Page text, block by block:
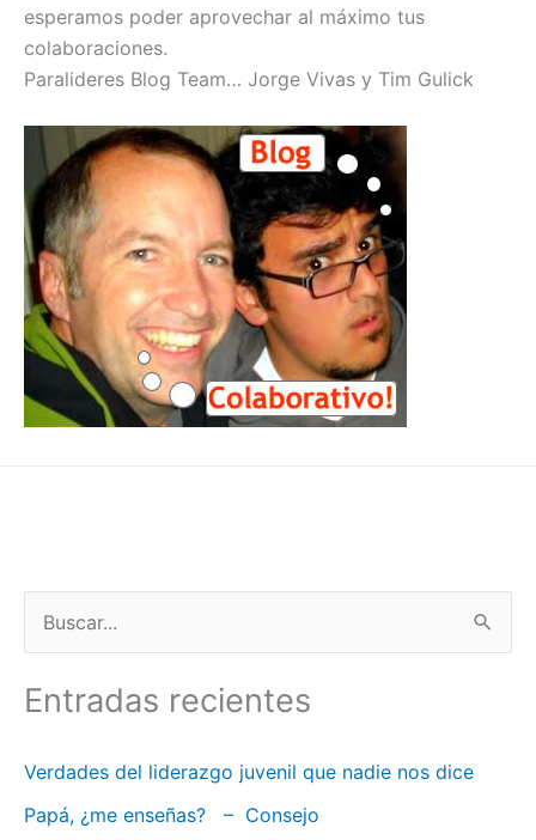
esperamos poder aprovechar al máximo tus
colaboraciones.
Paralideres Blog Team… Jorge Vivas y Tim Gulick
s
a
r
Entradas recientes
Verdades del liderazgo juvenil que nadie nos dice
Papá, ¿me enseñas? – Consejo